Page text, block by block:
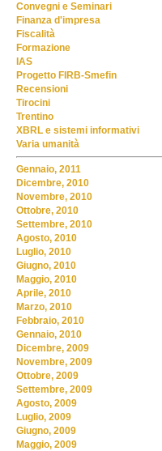
Convegni e Seminari
Finanza d'impresa
Fiscalità
Formazione
IAS
Progetto FIRB-Smefin
Recensioni
Tirocini
Trentino
XBRL e sistemi informativi
Varia umanità
Gennaio, 2011
Dicembre, 2010
Novembre, 2010
Ottobre, 2010
Settembre, 2010
Agosto, 2010
Luglio, 2010
Giugno, 2010
Maggio, 2010
Aprile, 2010
Marzo, 2010
Febbraio, 2010
Gennaio, 2010
Dicembre, 2009
Novembre, 2009
Ottobre, 2009
Settembre, 2009
Agosto, 2009
Luglio, 2009
Giugno, 2009
Maggio, 2009